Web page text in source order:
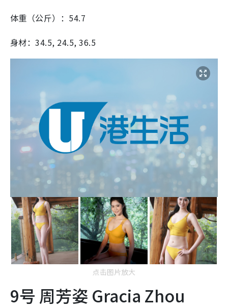
体重（公斤）：54.7
身材：34.5, 24.5, 36.5
点击图片放大
9号 周芳姿 Gracia Zhou